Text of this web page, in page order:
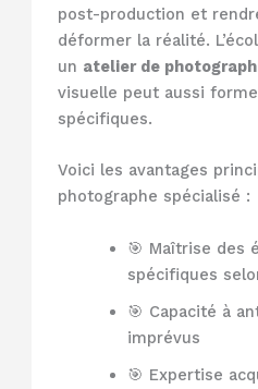
post-production et
déformer la réalité.
un atelier de
visuelle peut aussi
spécifiques.
Voici les avantages
photographe spécialisé :
🎯 Maîtrise des
spécifiques
🎯 Capacité à
imprévus
🎯 Expertise